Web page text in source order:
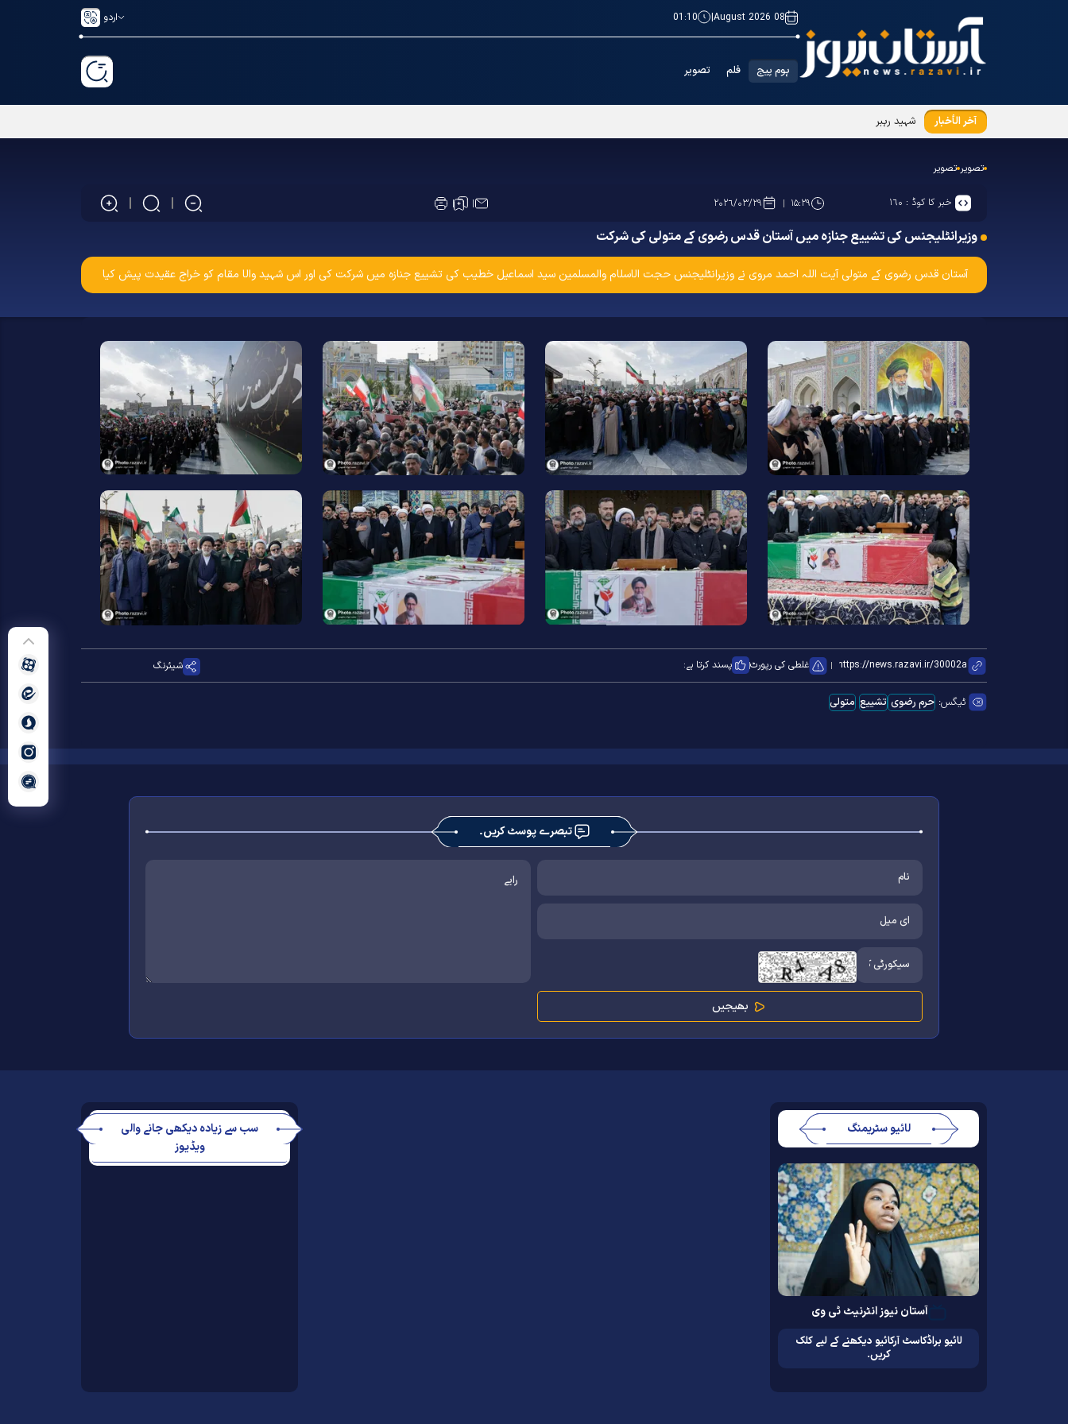
08 August 2026
|
01:10 اردو
ہوم پیج فلم تصویر
آخر الأخبار شہید رہبر انقلاب(رح) کے پاکیزہ پیکر کی تشیع جنازہ اور تدفین کے بعد روضہ منورہ امام رضا(ع) کے صحنوں اور ہالز کی دوبارہ بازگشائی
تصویر تصویر
خبر کا کوڈ : ۱۶۰ ۱۵:۲۹ ۲۰۲۶/۰۳/۲۹
وزیرانٹلیجنس کی تشییع جنازہ میں آستان قدس رضوی کے متولی کی شرکت
آ‎ستان قدس رضوی کے متولی آيت اللہ احمد مروی نے وزیرانٹلیجنس حجت الاسلام والمسلمین سید اسماعیل خطیب کی تشییع جنازہ میں شرکت کی اور اس شہید والا مقام کو خراج عقیدت پیش کیا
غلطی کی رپورٹ پسند کرتا ہے: شیئرنگ
ٹیگس: حرم رضوی تشییع متولی
تبصرے پوسٹ کریں۔
لائیو سٹریمنگ
آستان نیوز انٹرنیٹ ٹی وی
لائیو براڈکاسٹ آرکائیو دیکھنے کے لیے کلک
کریں۔
سب سے زیادہ دیکھی جانے والی
ویڈیوز